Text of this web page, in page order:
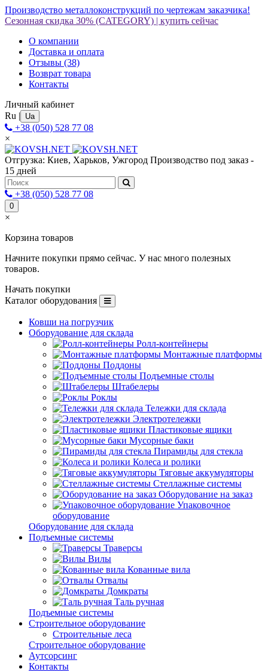
Производство металлоконструкций по чертежам заказчика!
Сезонная скидка 30% (CATEGORY) | купить сейчас
О компании
Доставка и оплата
Отзывы (38)
Возврат товара
Контакты
Личный кабинет
Ru | Ua
+38 (050) 528 77 08
×
Отгрузка: Киев, Харьков, Ужгород Производство под заказ -
15 дней
+38 (050) 528 77 08
0
×
Корзина товаров
Начните покупки прямо сейчас. У нас много полезных
товаров.
Начать покупки
Каталог оборудования
Ковши на погрузчик
Оборудование для склада
Ролл-контейнеры
Монтажные платформы
Поддоны
Подъемные столы
Штабелеры
Роклы
Тележки для склада
Электротележки
Пластиковые ящики
Мусорные баки
Пирамиды для стекла
Колеса и ролики
Тяговые аккумуляторы
Стеллажные системы
Оборудование на заказ
Упаковочное
оборудование
Оборудование для склада
Подъемные системы
Траверсы
Вилы
Кованные вила
Отвалы
Домкраты
Таль ручная
Подъемные системы
Строительное оборудование
Строительные леса
Строительное оборудование
Аутсорсинг
Контакты